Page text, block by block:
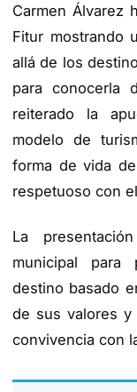
Carmen Álvarez
Fitur mostrando
allá de los
para conocerla
reiterado la
modelo de
forma de vida
respetuoso con
La
municipal para
destino basado
de sus valores y
convivencia con